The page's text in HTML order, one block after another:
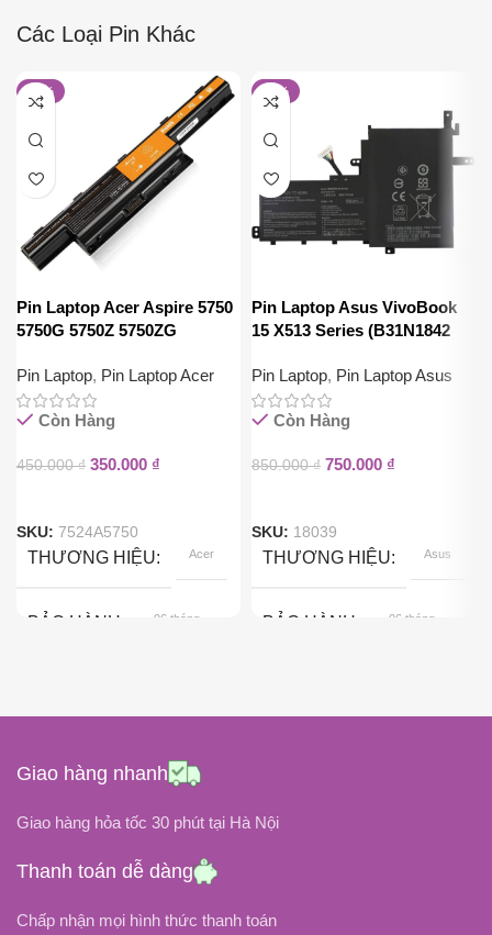
Các Loại Pin Khác
-22%
Pin Laptop Acer Aspire 5750
5750G 5750Z 5750ZG
Pin Laptop, Pin Laptop Acer
Còn Hàng
450.000₫ 350.000 ₫
SKU: 7524A5750
THƯƠNG HIỆU Acer
BẢO HÀNH 06 tháng
ĐIỆN ÁP 11.1Volt
DUNG LƯỢNG PIN
-12%
Pin Laptop Asus VivoBook
15 X513 Series (B31N1842
Pin Laptop, Pin Laptop Asus
Còn Hàng
850.000₫ 750.000 ₫
SKU: 18039
THƯƠNG HIỆU Asus
BẢO HÀNH 06 tháng
ĐIỆN ÁP
Giao hàng nhanh
Giao hàng hỏa tốc 30 phút tại Hà Nội
Thanh toán dễ dàng
Chấp nhận mọi hình thức thanh toán